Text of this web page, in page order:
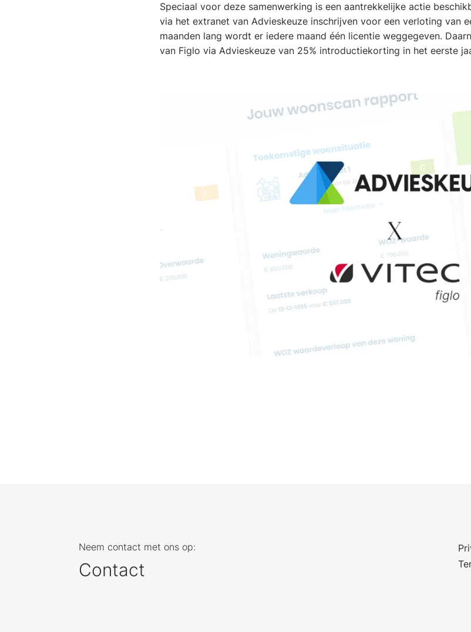
Speciaal voor deze samenwerking is een aantrekkelijke actie
via het extranet van Advieskeuze inschrijven voor een verloting van
maanden lang wordt er iedere maand één licentie weggegeven.
van Figlo via Advieskeuze van 25% introductiekorting in het eerste
Neem contact met ons op:
Contact